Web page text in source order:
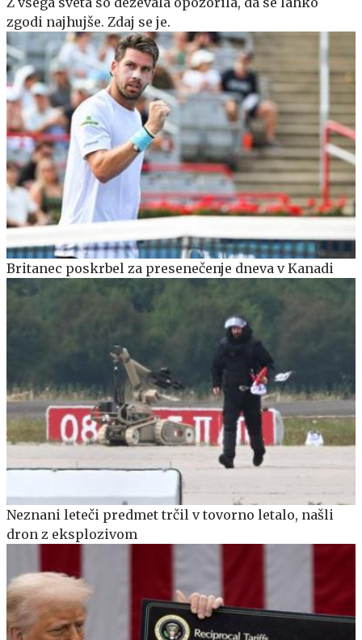
zgodi najhujše. Zdaj se je.
Britanec poskrbel za presenečenje dneva v Kanadi
Neznani leteči predmet trčil v tovorno letalo, našli
dron z eksplozivom